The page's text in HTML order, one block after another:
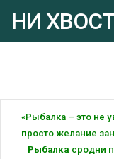
НИ
«Рыбалка – это не
просто желание
Рыбалка сродни